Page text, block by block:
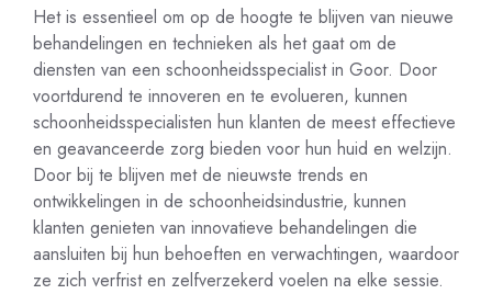
Het is essentieel om op de hoogte te blijven van nieuwe
behandelingen en technieken als het gaat om de
diensten van een schoonheidsspecialist in Goor. Door
voortdurend te innoveren en te evolueren, kunnen
schoonheidsspecialisten hun klanten de meest effectieve
en geavanceerde zorg bieden voor hun huid en welzijn.
Door bij te blijven met de nieuwste trends en
ontwikkelingen in de schoonheidsindustrie, kunnen
klanten genieten van innovatieve behandelingen die
aansluiten bij hun behoeften en verwachtingen, waardoor
ze zich verfrist en zelfverzekerd voelen na elke sessie.